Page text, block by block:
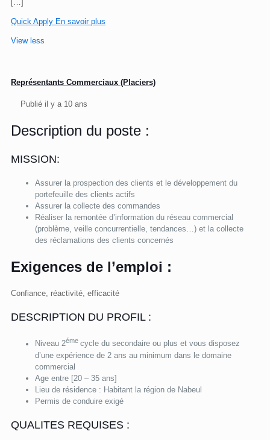
[…]
Quick Apply En savoir plus
View less
Représentants Commerciaux (Placiers)
Publié il y a 10 ans
Description du poste :
MISSION:
Assurer la prospection des clients et le développement du
portefeuille des clients actifs
Assurer la collecte des commandes
Réaliser la remontée d’information du réseau commercial
(problème, veille concurrentielle, tendances…) et la collecte
des réclamations des clients concernés
Exigences de l’emploi :
Confiance, réactivité, efficacité
DESCRIPTION DU PROFIL :
Niveau 2éme cycle du secondaire ou plus et vous disposez
d’une expérience de 2 ans au minimum dans le domaine
commercial
Age entre [20 – 35 ans]
Lieu de résidence : Habitant la région de Nabeul
Permis de conduire exigé
QUALITES REQUISES :